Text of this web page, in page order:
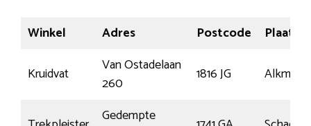
Winkel Adres Postcode
Plaats
Kruidvat
Van Ostadelaan
260
1816 JG Alkmaar
Gedempte